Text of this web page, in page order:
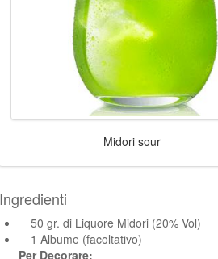
Midori sour
50 gr. di Liquore Midori (20% Vol)
1 Albume (facoltativo)
Per Decorare: